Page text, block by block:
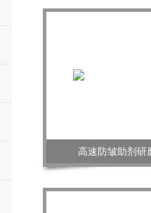
高速防皱助剂研